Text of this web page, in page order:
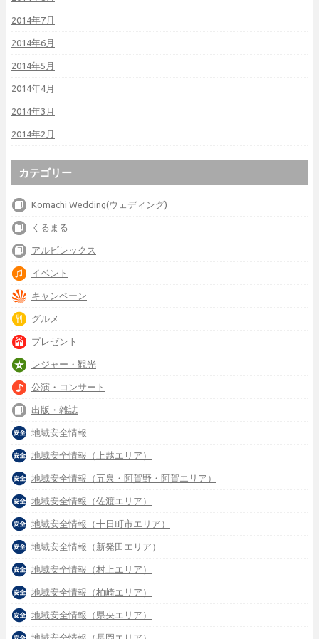
2014年7月
2014年6月
2014年5月
2014年4月
2014年3月
2014年2月
カテゴリー
Komachi Wedding(ウェディング)
くるまる
アルビレックス
イベント
キャンペーン
グルメ
プレゼント
レジャー・観光
公演・コンサート
出版・雑誌
地域安全情報
地域安全情報（上越エリア）
地域安全情報（五泉・阿賀野・阿賀エリア）
地域安全情報（佐渡エリア）
地域安全情報（十日町市エリア）
地域安全情報（新発田エリア）
地域安全情報（村上エリア）
地域安全情報（柏崎エリア）
地域安全情報（県央エリア）